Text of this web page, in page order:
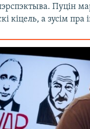
Пуцін
кіцель, а зусім пра